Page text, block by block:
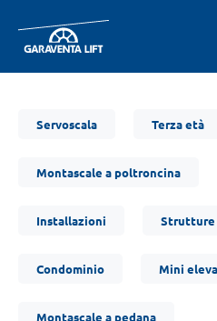
Servoscala Terza età
Montascale a poltroncina
Installazioni Strutture
Condominio Mini
Montascale a pedana